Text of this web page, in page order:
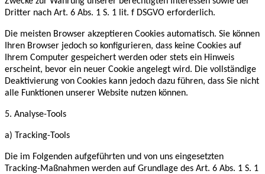
Dritter nach Art. 6 Abs. 1 S. 1 lit. f DSGVO erforderlich.
Die meisten Browser akzeptieren Cookies automatisch. Sie können
Ihren Browser jedoch so konfigurieren, dass keine Cookies auf
Ihrem Computer gespeichert werden oder stets ein Hinweis
erscheint, bevor ein neuer Cookie angelegt wird. Die vollständige
Deaktivierung von Cookies kann jedoch dazu führen, dass Sie nicht
alle Funktionen unserer Website nutzen können.
5. Analyse-Tools
a) Tracking-Tools
Die im Folgenden aufgeführten und von uns eingesetzten
Tracking-Maßnahmen werden auf Grundlage des Art. 6 Abs. 1 S. 1